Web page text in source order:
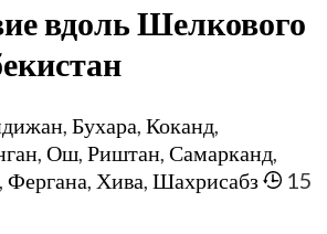
вдоль Шелкового
,Бухара ,Коканд
Ош Риштан Самарканд
Фергана Хива Шахрисабз
15